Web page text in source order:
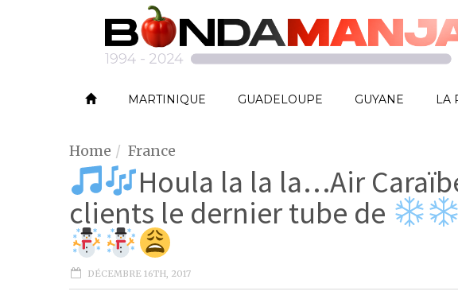
MARTINIQUE GUADELOUPE GUYANE LA
Home France
Houla la la la…Air
clients le dernier tube de
DÉCEMBRE 16TH, 2017